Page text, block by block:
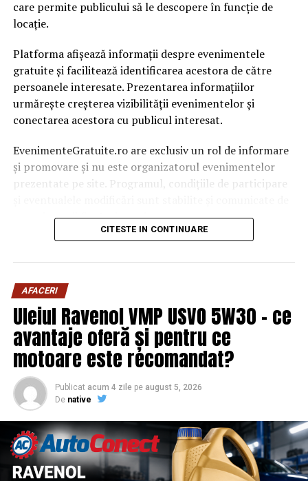
care permite publicului să le descopere în funcție de
locație.
Platforma afișează informații despre evenimentele
gratuite și facilitează identificarea acestora de către
persoanele interesate. Prezentarea informațiilor
urmărește creșterea vizibilității evenimentelor și
conectarea acestora cu publicul interesat.
EvenimenteGratuite.ro are exclusiv un rol de informare
și promovare și nu este organizatorul evenimentelor
prezentate pe site. Programul, condițiile de participare
organizatorii fiecărui eveniment.
înainte de participare.
Organizatorii care doresc să crească vizibilitatea unui
eveniment cu acces gratuit pot solicita o ofertă de
promovare din partea echipei EvenimenteGratuite.ro.
Adresa de contact este salut@evenimentegratuite.ro
CITESTE IN CONTINUARE
AFACERI
Uleiul Ravenol VMP USVO 5W30 – ce
avantaje oferă și pentru ce
motoare este recomandat?
Publicat acum 4 zile pe august 5, 2026
De native